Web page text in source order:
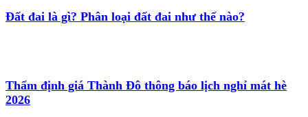
Đất đai là gì? Phân loại đất đai như thế nào?
Thẩm định giá Thành Đô thông báo lịch nghỉ mát hè
2026